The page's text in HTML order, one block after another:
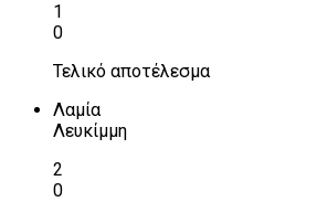
1
0
Τελικό αποτέλεσμα
Λαμία
Λευκίμμη
2
0